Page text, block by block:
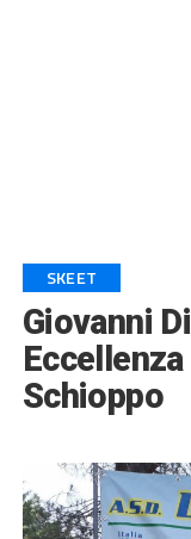
SKEET
Giovanni
Schioppo